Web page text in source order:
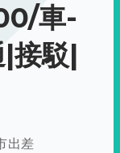
車-
接駁|
出差